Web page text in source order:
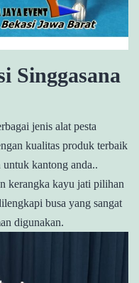
Singgasana
jenis alat pesta
kualitas produk terbaik
untuk kantong anda..
kerangka kayu jati pilihan
busa yang sangat
digunakan.